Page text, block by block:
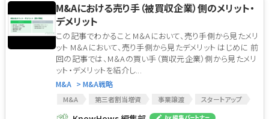
M&Aにおける売り手（被買収企業）側のメリット・
デメリット
この記事でわかること M＆Aにおいて、売り手側から見たメリ
ット M＆Aにおいて、売り手側から見たデメリット はじめに 前
回の記事では、M＆Aの買い手（買収元企業）側から見たメリ
ット・デメリットを紹介し...
M&A > M&A戦略
M&A 第三者割当増資 事業譲渡
スタートアップ
ベンチャー企業